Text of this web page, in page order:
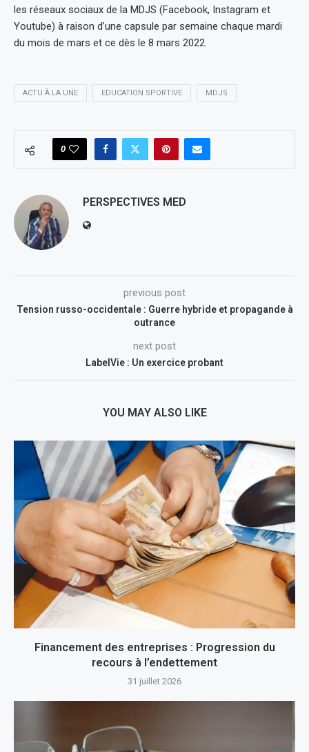
les réseaux sociaux de la MDJS (Facebook, Instagram et
Youtube) à raison d’une capsule par semaine chaque mardi
du mois de mars et ce dès le 8 mars 2022.
ACTU À LA UNE EDUCATION SPORTIVE MDJS
0
PERSPECTIVES MED
previous post
Tension russo-occidentale : Guerre hybride et propagande à
outrance
next post
LabelVie : Un exercice probant
YOU MAY ALSO LIKE
Financement des entreprises : Progression du
recours à l’endettement
31 juillet 2026